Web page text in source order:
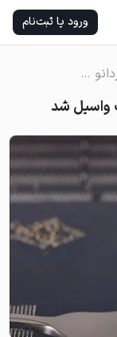
ورود یا ثبت‌نام
شبکه کاردانو وارد مرحله نهایی هارد فورک واسیل شد
واسیل شد